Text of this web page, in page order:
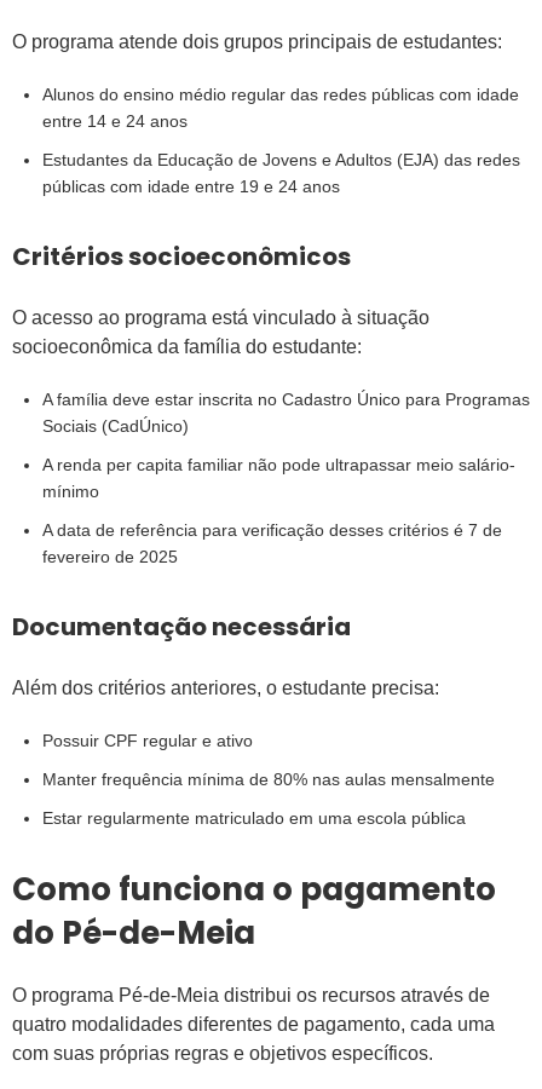
O programa atende dois grupos principais de estudantes:
Alunos do ensino médio regular das redes públicas com idade
entre 14 e 24 anos
Estudantes da Educação de Jovens e Adultos (EJA) das redes
públicas com idade entre 19 e 24 anos
Critérios socioeconômicos
O acesso ao programa está vinculado à situação
socioeconômica da família do estudante:
A família deve estar inscrita no Cadastro Único para Programas
Sociais (CadÚnico)
A renda per capita familiar não pode ultrapassar meio salário-
mínimo
A data de referência para verificação desses critérios é 7 de
fevereiro de 2025
Documentação necessária
Além dos critérios anteriores, o estudante precisa:
Possuir CPF regular e ativo
Manter frequência mínima de 80% nas aulas mensalmente
Estar regularmente matriculado em uma escola pública
Como funciona o pagamento
do Pé-de-Meia
O programa Pé-de-Meia distribui os recursos através de
quatro modalidades diferentes de pagamento, cada uma
com suas próprias regras e objetivos específicos.